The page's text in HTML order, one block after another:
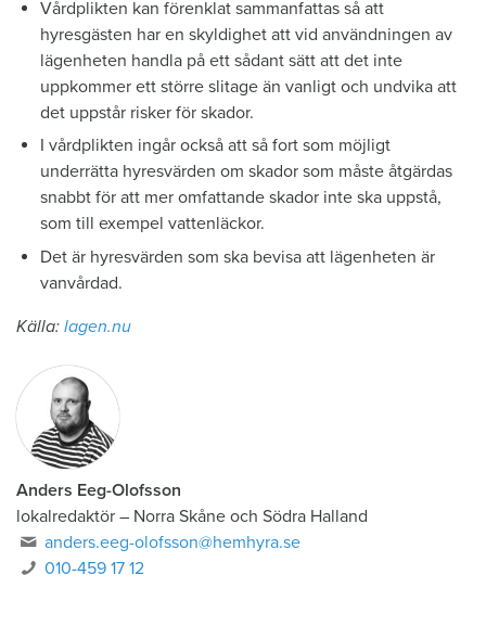
Vårdplikten kan förenklat sammanfattas så att
hyresgästen har en skyldighet att vid användningen av
lägenheten handla på ett sådant sätt att det inte
uppkommer ett större slitage än vanligt och undvika att
det uppstår risker för skador.
I vårdplikten ingår också att så fort som möjligt
underrätta hyresvärden om skador som måste åtgärdas
snabbt för att mer omfattande skador inte ska uppstå,
som till exempel vattenläckor.
Det är hyresvärden som ska bevisa att lägenheten är
vanvårdad.
Källa: lagen.nu
Anders Eeg-Olofsson
lokalredaktör – Norra Skåne och Södra Halland
anders.eeg-olofsson@hemhyra.se
010-459 17 12